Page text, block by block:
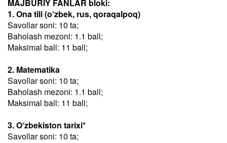
MAJBURIY FANLAR bloki:
1. Ona tili (o‘zbek, rus, qoraqalpoq)
Savollar soni: 10 ta;
Baholash mezoni: 1.1 ball;
Maksimal ball: 11 ball;
2. Matematika
Savollar soni: 10 ta;
Baholash mezoni: 1.1 ball;
Maksimal ball: 11 ball;
3. O‘zbekiston tarixi*
Savollar soni: 10 ta;